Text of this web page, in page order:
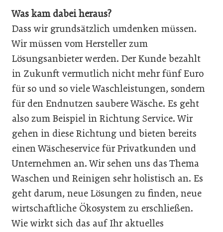
Was kam dabei heraus?
Dass wir grundsätzlich umdenken müssen.
Wir müssen vom Hersteller zum
Lösungsanbieter werden. Der Kunde bezahlt
in Zukunft vermutlich nicht mehr fünf Euro
für so und so viele Waschleistungen, sondern
für den Endnutzen saubere Wäsche. Es geht
also zum Beispiel in Richtung Service. Wir
gehen in diese Richtung und bieten bereits
einen Wäscheservice für Privatkunden und
Unternehmen an. Wir sehen uns das Thema
Waschen und Reinigen sehr holistisch an. Es
geht darum, neue Lösungen zu finden, neue
wirtschaftliche Ökosystem zu erschließen.
Wie wirkt sich das auf Ihr aktuelles